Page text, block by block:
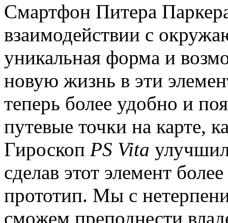
Смартфон Питера
взаимодействии с
уникальная форма и
новую жизнь в эти
теперь более удобно и
путевые точки на карте,
Гироскоп PS Vita
сделав этот элемент
прототип. Мы с
сможем преподнести